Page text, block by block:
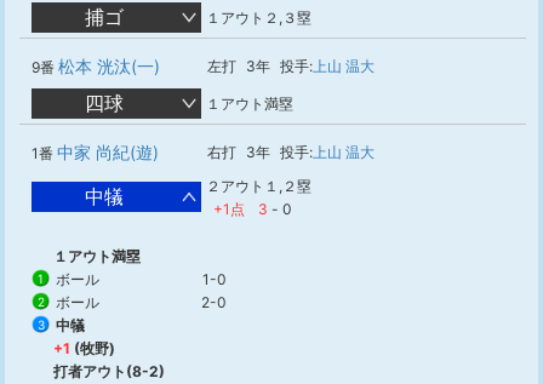
捕ゴ １アウト２,３塁
9番 松本 洸汰(一) 左打 3年 投手:上山 温大
四球 １アウト満塁
1番 中家 尚紀(遊) 右打 3年 投手:上山 温大
中犠
２アウト１,２塁
+1点
3 - 0
１アウト満塁
1 ボール 1-0
2 ボール 2-0
3
中犠
+1 (牧野)
打者アウト(8-2)